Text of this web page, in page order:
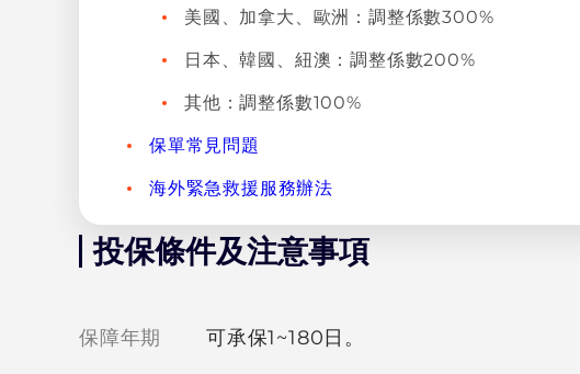
美國、加拿大、歐洲：調整係數300%
日本、韓國、紐澳：調整係數200%
其他：調整係數100%
保單常見問題
海外緊急救援服務辦法
投保條件及注意事項
保障年期 可承保1~180日。